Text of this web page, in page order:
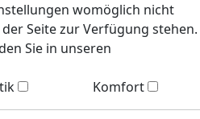
womöglich nicht
Seite zur Verfügung stehen.
Sie in unseren
Komfort